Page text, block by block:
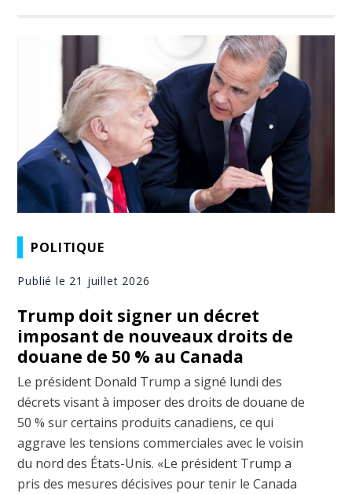
POLITIQUE
Publié le 21 juillet 2026
Trump doit signer un décret
imposant de nouveaux droits de
douane de 50 % au Canada
Le président Donald Trump a signé lundi des
décrets visant à imposer des droits de douane de
50 % sur certains produits canadiens, ce qui
aggrave les tensions commerciales avec le voisin
du nord des États-Unis. «Le président Trump a
pris des mesures décisives pour tenir le Canada